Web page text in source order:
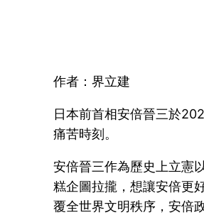
作者：界立建
日本前首相安倍晉三於
痛苦時刻。
安倍晉三作為歷史上立憲
糕企圖拉攏，想讓安倍更
覆全世界文明秩序，安倍